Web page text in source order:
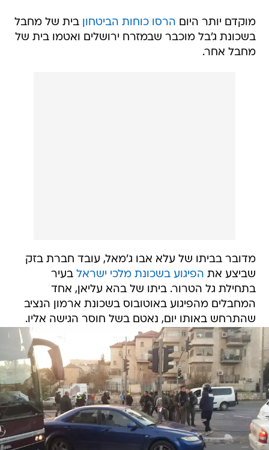
מוקדם יותר היום הרסו כוחות הביטחון בית של מחבל
בשכונת ג'בל מוכבר שבמזרח ירושלים ואטמו בית של
מחבל אחר.
מדובר בביתו של עלא אבו ג'מאל, עובד חברת בזק
שביצע את הפיגוע בשכונת מלכי ישראל בעיר
בתחילת גל הטרור. ביתו של בהא עליאן, אחד
המחבלים מהפיגוע באוטובוס בשכונת ארמון הנציב
שהתרחש באותו יום, נאטם בשל חוסר הגישה אליו.